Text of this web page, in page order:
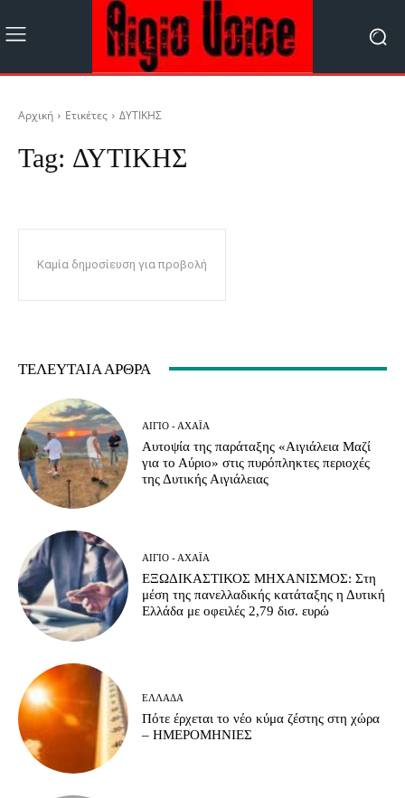
Αρχική Ετικέτες ΔΥΤΙΚΗΣ
Tag: ΔΥΤΙΚΗΣ
Καμία δημοσίευση για προβολή
ΤΕΛΕΥΤΑΊΑ ΆΡΘΡΑ
ΑΊΓΙΟ - ΑΧΑΪ́Α
Αυτοψία της παράταξης «Αιγιάλεια Μαζί
για το Αύριο» στις πυρόπληκτες περιοχές
της Δυτικής Αιγιάλειας
ΑΊΓΙΟ - ΑΧΑΪ́Α
ΕΞΩΔΙΚΑΣΤΙΚΟΣ ΜΗΧΑΝΙΣΜΟΣ: Στη
μέση της πανελλαδικής κατάταξης η Δυτική
Ελλάδα με οφειλές 2,79 δισ. ευρώ
ΕΛΛΆΔΑ
Πότε έρχεται το νέο κύμα ζέστης στη χώρα
– ΗΜΕΡΟΜΗΝΙΕΣ